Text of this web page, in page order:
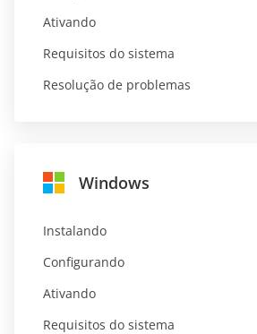
Ativando
Requisitos do sistema
Resolução de problemas
Windows
Instalando
Configurando
Ativando
Requisitos do sistema